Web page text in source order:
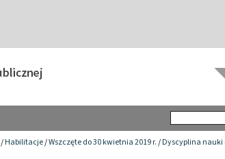
/Habilitacje/Wszczęte do 30 kwietnia 2019 r./Dyscyplina